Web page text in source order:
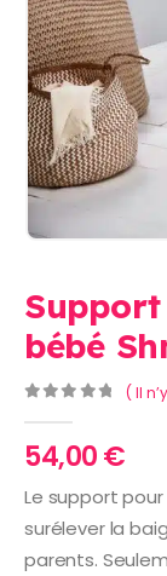
bébé
( Il
54,00€
Le support
surélever la
parents.